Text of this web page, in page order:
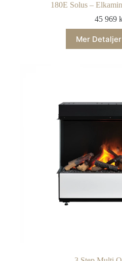
180E Solus –
45 969
Mer